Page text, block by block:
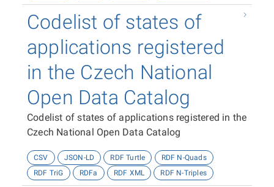
Codelist of states of
applications registered
in the Czech National
Open Data Catalog
Codelist of states of applications registered in the
Czech National Open Data Catalog
CSV JSON-LD RDF Turtle
RDF N-Quads
RDF TriG
RDFa RDF XML RDF N-Triples